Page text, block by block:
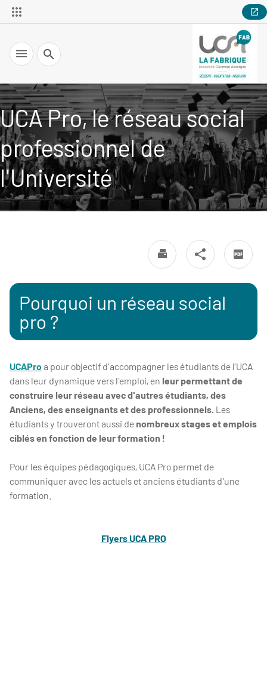
Recherche
UCA Pro, le réseau social
professionnel de
l'Université
Pourquoi un réseau social
pro ?
UCAProa pour objectif d'accompagner les étudiants de l’UCA
dans leur dynamique vers l'emploi, en leur permettant de
construire leur réseau avec d'autres étudiants, des
Anciens, des enseignants et des professionnels. Les
étudiants y trouveront aussi de nombreux stages et emplois
ciblés en fonction de leur formation !
Pour les équipes pédagogiques, UCA Pro permet de
communiquer avec les actuels et anciens étudiants d'une
formation.
Flyers UCA PRO